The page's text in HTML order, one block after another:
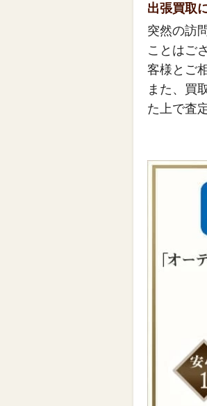
出張買取
突然の訪
ことはご
客様とご
また、買
た上で査